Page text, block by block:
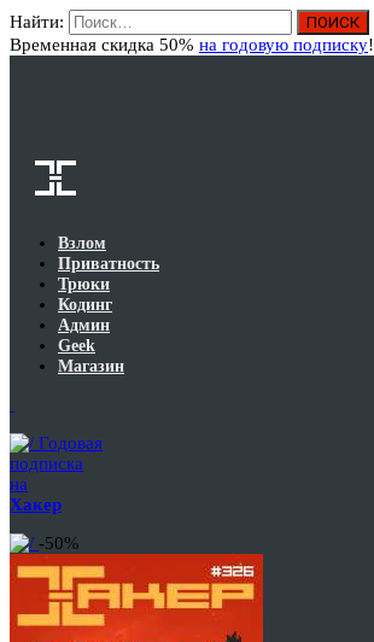
Найти:
Временная скидка 50% на годовую подписку!
Взлом
Приватность
Трюки
Кодинг
Админ
Geek
Магазин
Годовая
подписка
на
Хакер
-50%